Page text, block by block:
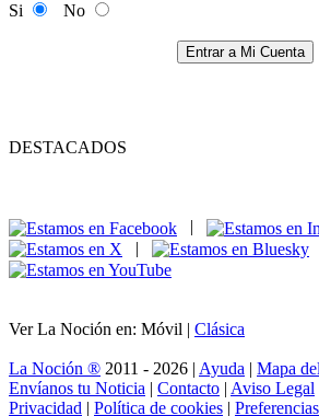
Si
No
Entrar a Mi Cuenta
DESTACADOS
|
Ver La Noción en: Móvil | Clásica
La Noción ® 2011 - 2026 | Ayuda | Mapa
Envíanos tu Noticia | Contacto | Aviso Legal
Privacidad | Política de cookies |